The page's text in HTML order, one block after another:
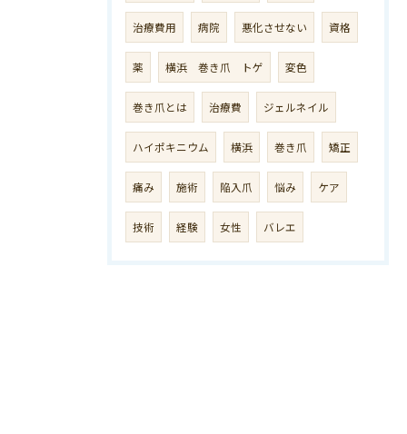
治療費用 病院 悪化させない 資格
薬 横浜 巻き爪 トゲ 変色
巻き爪とは 治療費 ジェルネイル
ハイポキニウム 横浜 巻き爪 矯正
痛み 施術 陥入爪 悩み ケア
技術 経験 女性 バレエ